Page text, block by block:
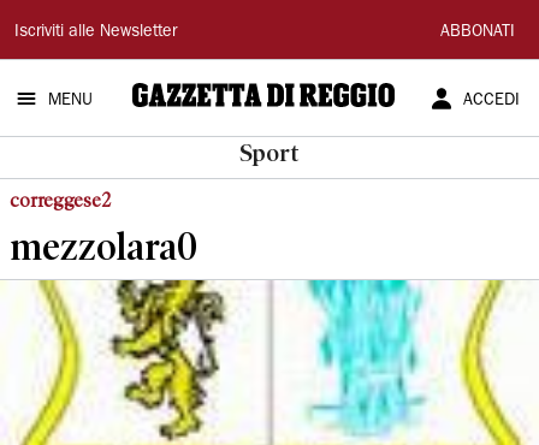
Gazzetta
di
Reggio
Iscriviti alle Newsletter ABBONATI
MENU ACCEDI
Sport
correggese2
mezzolara0